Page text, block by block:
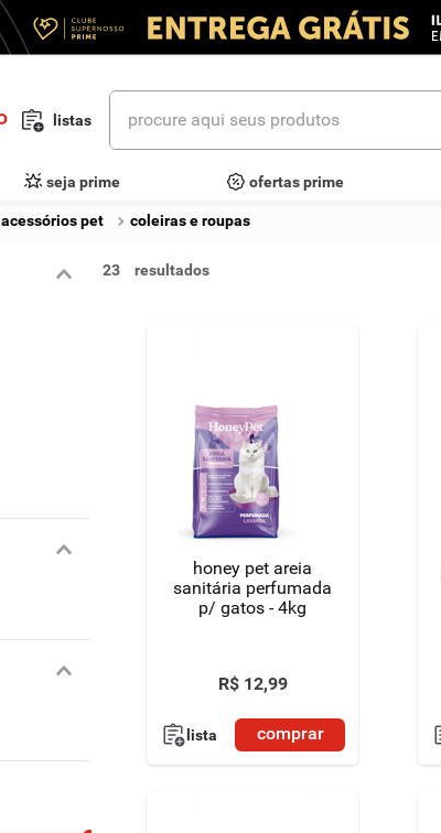
listas
procure aqui seus produtos
seja prime ofertas prime
acessórios pet coleiras e roupas
23
honey pet areia
sanitária perfumada
p/ gatos - 4kg
R$ 12,99
lista comprar
termos mais buscados
detergente
macarrão